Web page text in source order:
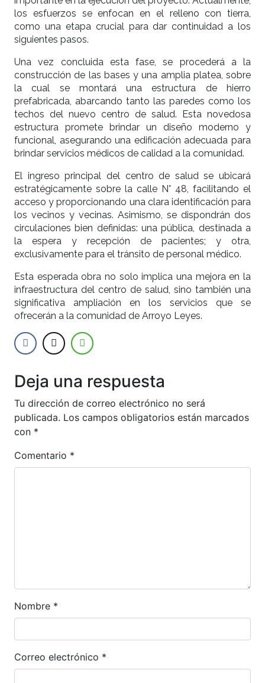
los esfuerzos se enfocan en el relleno con tierra,
como una etapa crucial para dar continuidad a los
siguientes pasos.
Una vez concluida esta fase, se procederá a la
construcción de las bases y una amplia platea, sobre
la cual se montará una estructura de hierro
prefabricada, abarcando tanto las paredes como los
techos del nuevo centro de salud. Esta novedosa
estructura promete brindar un diseño moderno y
funcional, asegurando una edificación adecuada para
brindar servicios médicos de calidad a la comunidad.
El ingreso principal del centro de salud se ubicará
estratégicamente sobre la calle N° 48, facilitando el
acceso y proporcionando una clara identificación para
los vecinos y vecinas. Asimismo, se dispondrán dos
circulaciones bien definidas: una pública, destinada a
la espera y recepción de pacientes; y otra,
exclusivamente para el tránsito de personal médico.
Esta esperada obra no solo implica una mejora en la
infraestructura del centro de salud, sino también una
significativa ampliación en los servicios que se
ofrecerán a la comunidad de Arroyo Leyes.
Deja una respuesta
Tu dirección de correo electrónico no será
publicada. Los campos obligatorios están marcados
con *
Comentario *
Nombre *
Correo electrónico *